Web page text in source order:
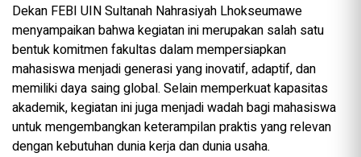
Dekan FEBI UIN Sultanah Nahrasiyah Lhokseumawe
menyampaikan bahwa kegiatan ini merupakan salah satu
bentuk komitmen fakultas dalam mempersiapkan
mahasiswa menjadi generasi yang inovatif, adaptif, dan
memiliki daya saing global. Selain memperkuat kapasitas
akademik, kegiatan ini juga menjadi wadah bagi mahasiswa
untuk mengembangkan keterampilan praktis yang relevan
dengan kebutuhan dunia kerja dan dunia usaha.